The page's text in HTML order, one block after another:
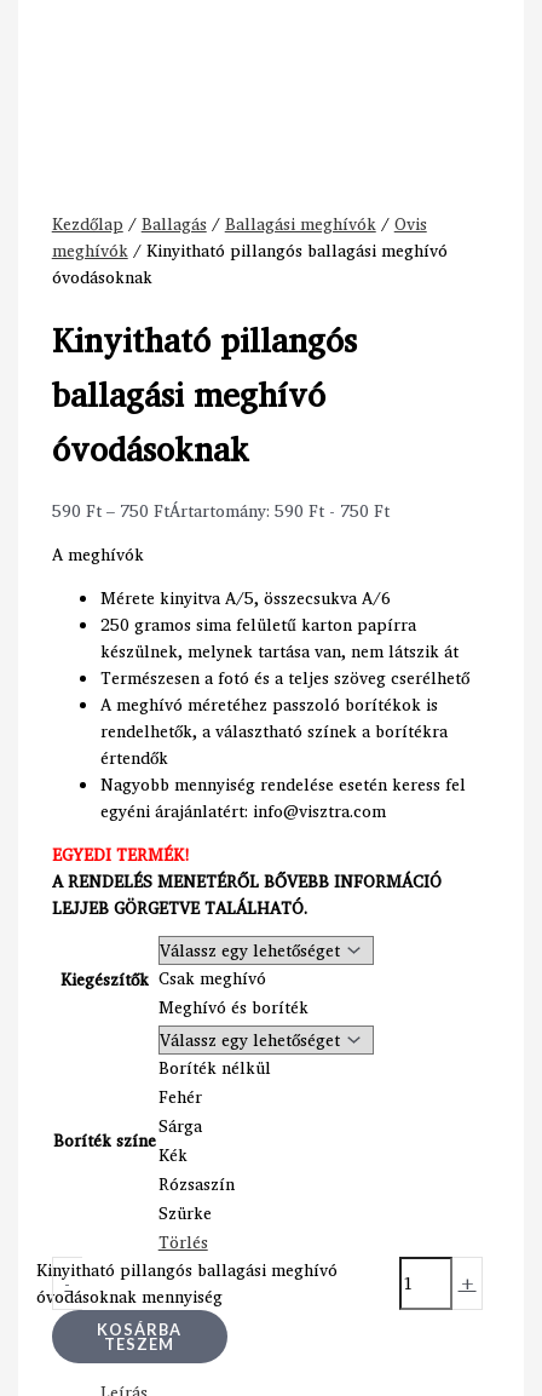
Kezdőlap /Ballagás /Ballagási meghívók/Ovis
meghívók/ Kinyitható pillangós ballagási meghívó
óvodásoknak
Kinyitható pillangós
ballagási meghívó
óvodásoknak
590 Ft– 750 FtÁrtartomány: 590 Ft - 750 Ft
A meghívók
Mérete kinyitva A/5, összecsukva A/6
250 gramos sima felületű karton papírra
készülnek, melynek tartása van, nem látszik át
Természesen a fotó és a teljes szöveg cserélhető
A meghívó méretéhez passzoló borítékok is
rendelhetők, a választható színek a borítékra
értendők
Nagyobb mennyiség rendelése esetén keress fel
egyéni árajánlatért: info@visztra.com
EGYEDI TERMÉK!
A RENDELÉS MENETÉRŐL BŐVEBB INFORMÁCIÓ
LEJJEB GÖRGETVE TALÁLHATÓ.
Kiegészítők Csak meghívó
Meghívó és boríték
Boríték színe
Boríték nélkül
Fehér
Sárga
Kék
Rózsaszín
Szürke
Törlés
-
Kinyitható pillangós ballagási meghívó
óvodásoknak mennyiség
+
KOSÁRBA
TESZEM